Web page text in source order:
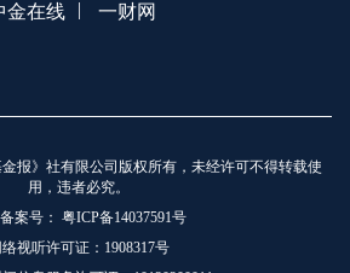
金在线 一财网
报》社有限公司版权所有，未经许可不得转载使
用，违者必究。
案号： 粤ICP备14037591号
络视听许可证：1908317号